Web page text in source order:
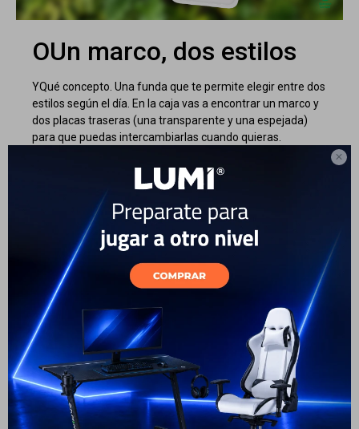

OUn marco, dos estilos
YQué concepto. Una funda que te permite elegir entre dos
estilos según el día. En la caja vas a encontrar un marco y
dos placas traseras (una transparente y una espejada)
para que puedas intercambiarlas cuando quieras.
Reflejá tu estilo
UElegí entre una placa espejada para mirarte mientras te
arreglás, o una transparente para mostrar tu elección de